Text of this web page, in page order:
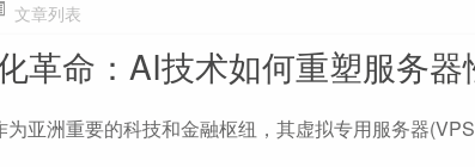
文章列表
革命：AI技术如何重塑服务
亚洲重要的科技和金融枢纽，其虚拟专用服务器